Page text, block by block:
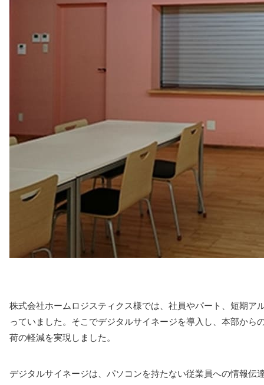
株式会社ホームロジスティクス様では、社員やパート、短期
っていました。そこでデジタルサイネージを導入し、本部か
荷の軽減を実現しました。
デジタルサイネージは、パソコンを持たない従業員への情報